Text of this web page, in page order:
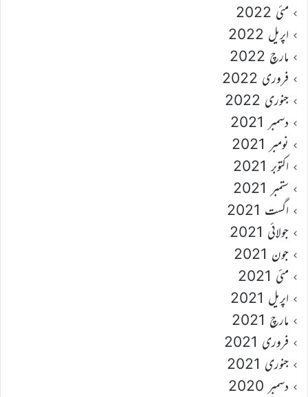
مئی 2022
اپریل 2022
مارچ 2022
فروری 2022
جنوری 2022
دسمبر 2021
نومبر 2021
اکتوبر 2021
ستمبر 2021
اگست 2021
جولائی 2021
جون 2021
مئی 2021
اپریل 2021
مارچ 2021
فروری 2021
جنوری 2021
دسمبر 2020